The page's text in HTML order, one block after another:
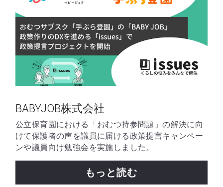
BABYJOB株式会社
公立保育園における「おむつ持参問題」の解決に向
けて保護者の声を議員に届ける政策提言キャンペー
ンや議員向け勉強会を実施しました。
もっと読む